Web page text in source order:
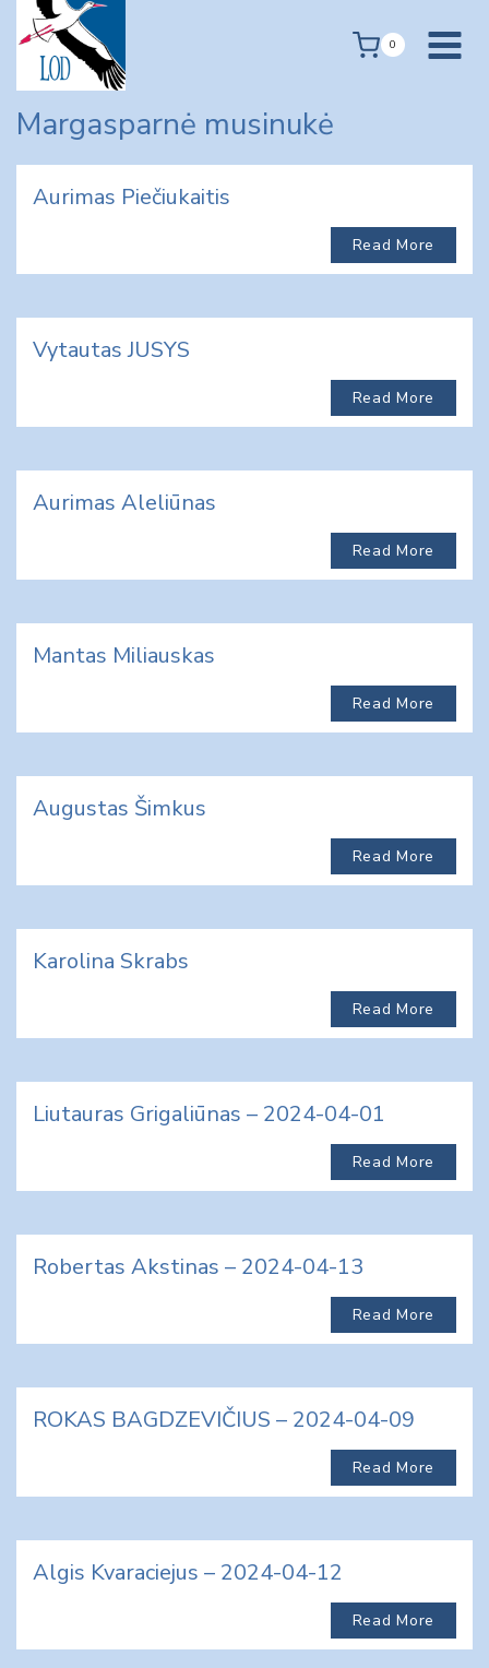
content
0
Margasparnė musinukė
Aurimas Piečiukaitis
Read More
Vytautas JUSYS
Read More
Aurimas Aleliūnas
Read More
Mantas Miliauskas
Read More
Augustas Šimkus
Read More
Karolina Skrabs
Read More
Liutauras Grigaliūnas – 2024-04-01
Read More
Robertas Akstinas – 2024-04-13
Read More
ROKAS BAGDZEVIČIUS – 2024-04-09
Read More
Algis Kvaraciejus – 2024-04-12
Read More